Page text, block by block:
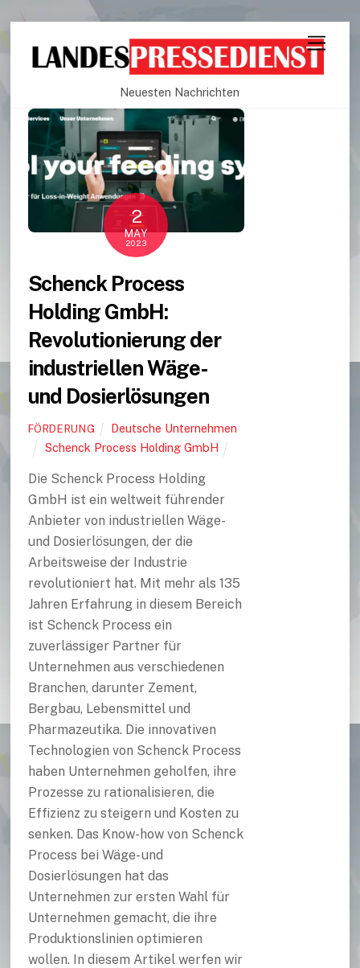
Neuesten Nachrichten
2
MAY
2023
Schenck Process
Holding GmbH:
Revolutionierung der
industriellen Wäge-
und Dosierlösungen
FÖRDERUNG
Deutsche Unternehmen
Schenck Process Holding GmbH
Die Schenck Process Holding
GmbH ist ein weltweit führender
Anbieter von industriellen Wäge-
und Dosierlösungen, der die
Arbeitsweise der Industrie
revolutioniert hat. Mit mehr als 135
Jahren Erfahrung in diesem Bereich
ist Schenck Process ein
zuverlässiger Partner für
Unternehmen aus verschiedenen
Branchen, darunter Zement,
Bergbau, Lebensmittel und
Pharmazeutika. Die innovativen
Technologien von Schenck Process
haben Unternehmen geholfen, ihre
Prozesse zu rationalisieren, die
Effizienz zu steigern und Kosten zu
senken. Das Know-how von Schenck
Process bei Wäge- und
Dosierlösungen hat das
Unternehmen zur ersten Wahl für
Unternehmen gemacht, die ihre
Produktionslinien optimieren
wollen. In diesem Artikel werfen wir